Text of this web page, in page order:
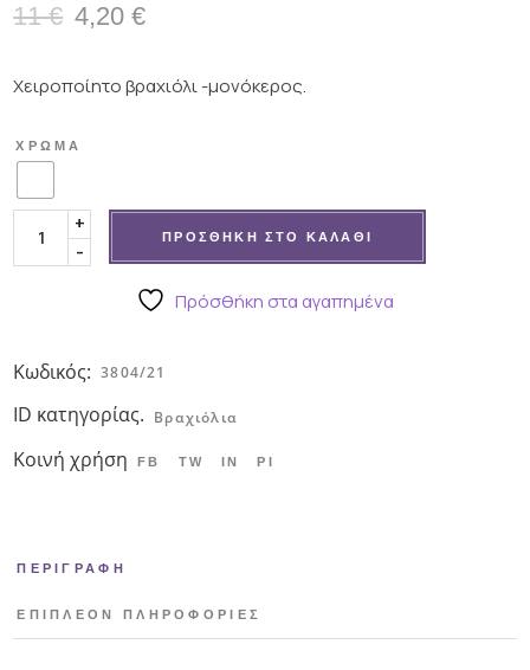
11€
Original
was:
11 €.
4,20€
Η
τιμή
είναι:
Χειροποίητο βραχιόλι -μονόκερος.
ΧΡΏΜΑ
Βραχιόλι "μονόκερος" ποσότητα
-
+
ΠΡΟΣΘΉΚΗ ΣΤΟ ΚΑΛΆΘΙ
Πρόσθήκη στα αγαπημένα
Κωδικός: 3804/21
ID κατηγορίας. Βραχιόλια
Κοινή χρήση FB TW IN PI
ΠΕΡΙΓΡΑΦΉ
ΕΠΙΠΛΈΟΝ ΠΛΗΡΟΦΟΡΊΕΣ